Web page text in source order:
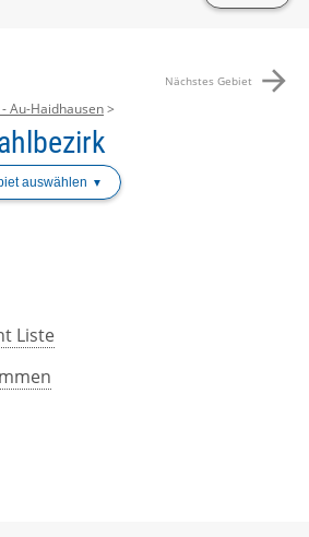
Nächstes Gebiet arrow_forward
- Au-Haidhausen
auswählen
Liste